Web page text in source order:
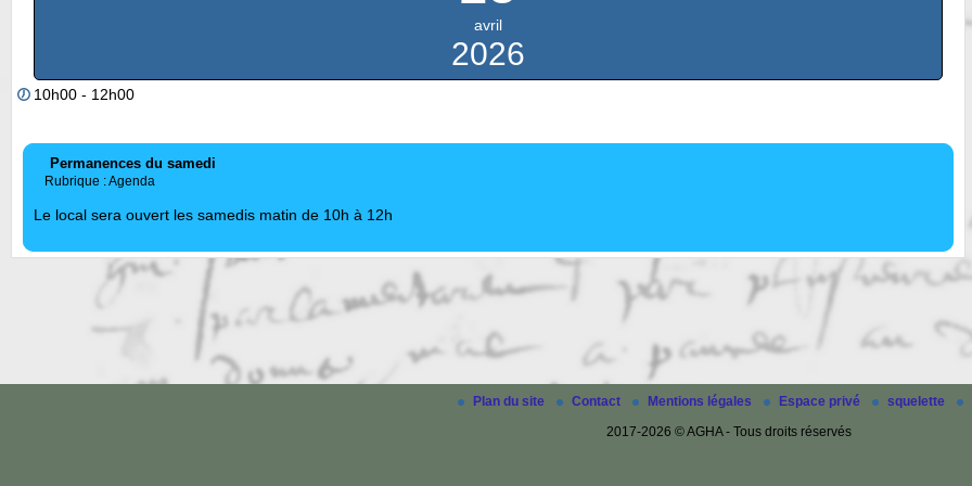
avril
2026
10h00 - 12h00
Permanences du samedi
Rubrique : Agenda
Le local sera ouvert les samedis matin de 10h à 12h
Plan du site Contact Mentions légales Espace privé
squelette
2017-2026 © AGHA - Tous droits réservés